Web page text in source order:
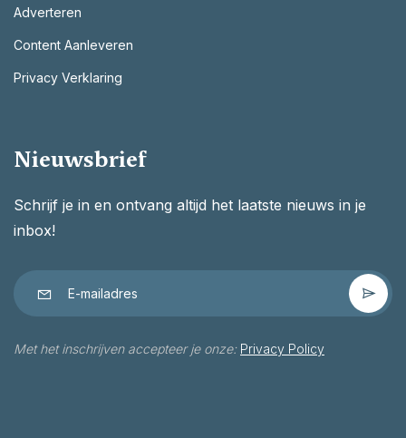
Adverteren
Content Aanleveren
Privacy Verklaring
Nieuwsbrief
Schrijf je in en ontvang altijd het laatste nieuws in je
inbox!
Met het inschrijven accepteer je onze: Privacy Policy